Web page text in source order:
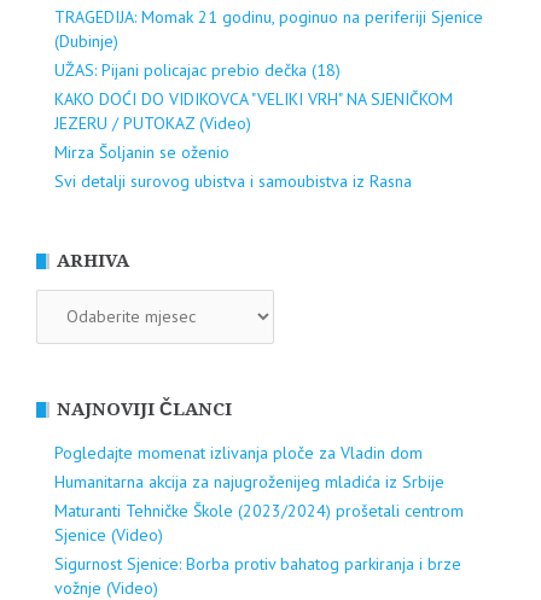
TRAGEDIJA: Momak 21 godinu, poginuo na periferiji Sjenice
(Dubinje)
UŽAS: Pijani policajac prebio dečka (18)
KAKO DOĆI DO VIDIKOVCA "VELIKI VRH" NA SJENIČKOM
JEZERU / PUTOKAZ (Video)
Mirza Šoljanin se oženio
Svi detalji surovog ubistva i samoubistva iz Rasna
ARHIVA
NAJNOVIJI ČLANCI
Pogledajte momenat izlivanja ploče za Vladin dom
Humanitarna akcija za najugroženijeg mladića iz Srbije
Maturanti Tehničke Škole (2023/2024) prošetali centrom
Sjenice (Video)
Sigurnost Sjenice: Borba protiv bahatog parkiranja i brze
vožnje (Video)